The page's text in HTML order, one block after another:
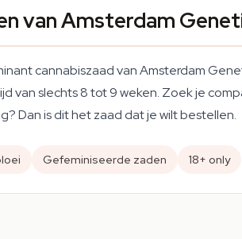
van Amsterdam
cannabiszaad van Amsterdam
van slechts 8 tot 9 weken. Zoek je
Dan is dit het zaad dat je wilt bestellen.
Gefeminiseerde zaden 18+ only